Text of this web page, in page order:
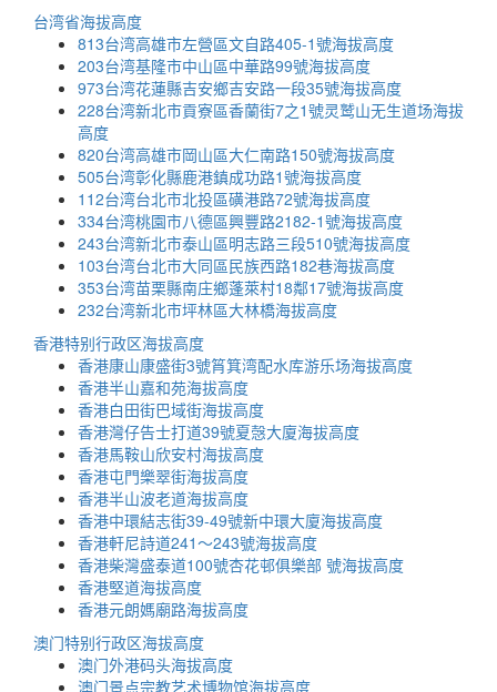
台湾省海拔高度
813台湾高雄市左營區文自路405-1號海拔高度
203台湾基隆市中山區中華路99號海拔高度
973台湾花蓮縣吉安鄉吉安路一段35號海拔高度
228台湾新北市貢寮區香蘭街7之1號灵鹫山无生道场海拔
高度
820台湾高雄市岡山區大仁南路150號海拔高度
505台湾彰化縣鹿港鎮成功路1號海拔高度
112台湾台北市北投區磺港路72號海拔高度
334台湾桃園市八德區興豐路2182-1號海拔高度
243台湾新北市泰山區明志路三段510號海拔高度
103台湾台北市大同區民族西路182巷海拔高度
353台湾苗栗縣南庄鄉蓬萊村18鄰17號海拔高度
232台湾新北市坪林區大林橋海拔高度
香港特别行政区海拔高度
香港康山康盛街3號筲箕湾配水库游乐场海拔高度
香港半山嘉和苑海拔高度
香港白田街巴域街海拔高度
香港灣仔告士打道39號夏愨大廈海拔高度
香港馬鞍山欣安村海拔高度
香港屯門樂翠街海拔高度
香港半山波老道海拔高度
香港中環結志街39-49號新中環大廈海拔高度
香港軒尼詩道241～243號海拔高度
香港柴灣盛泰道100號杏花邨俱樂部 號海拔高度
香港堅道海拔高度
香港元朗媽廟路海拔高度
澳门特别行政区海拔高度
澳门外港码头海拔高度
澳门景点宗教艺术博物馆海拔高度